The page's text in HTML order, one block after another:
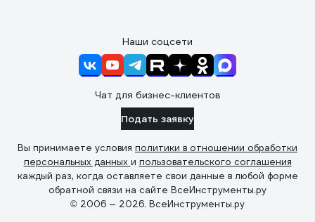
Наши соцсети
Чат для бизнес-клиентов
Подать заявку
Вы принимаете условия политики в отношении обработки
персональных данных и пользовательского соглашения
каждый раз, когда оставляете свои данные в любой форме
обратной связи на сайте ВсеИнструменты.ру
© 2006 — 2026. ВсеИнструменты.ру